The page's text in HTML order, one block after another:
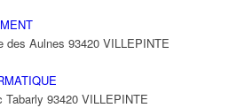
des Aulnes 93420 VILLEPINTE
Tabarly 93420 VILLEPINTE